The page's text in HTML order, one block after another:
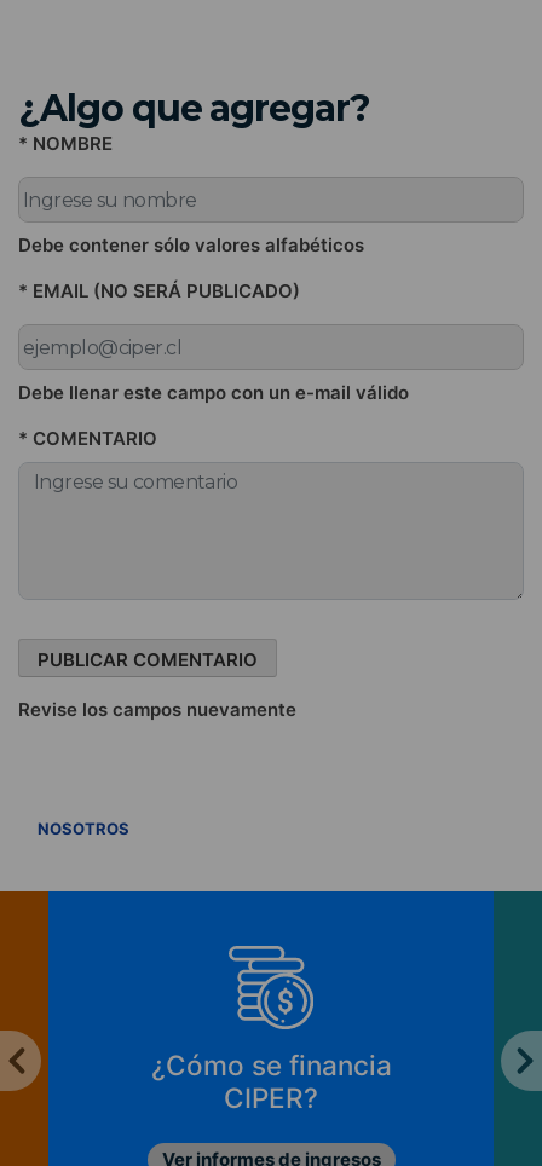
¿Algo que agregar?
* NOMBRE
Debe contener sólo valores alfabéticos
* EMAIL (NO SERÁ PUBLICADO)
Debe llenar este campo con un e-mail válido
* COMENTARIO
Revise los campos nuevamente
NOSOTROS
¿Cómo se financia
CIPER?
Ver informes de ingresos